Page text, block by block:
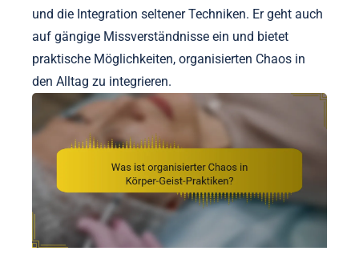
und die Integration seltener Techniken. Er geht auch
auf gängige Missverständnisse ein und bietet
praktische Möglichkeiten, organisierten Chaos in
den Alltag zu integrieren.